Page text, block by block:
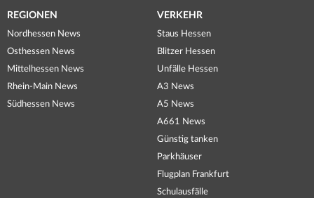
REGIONEN
Nordhessen News
Osthessen News
Mittelhessen News
Rhein-Main News
Südhessen News
VERKEHR
Staus Hessen
Blitzer Hessen
Unfälle Hessen
A3 News
A5 News
A661 News
Günstig tanken
Parkhäuser
Flugplan Frankfurt
Schulausfälle